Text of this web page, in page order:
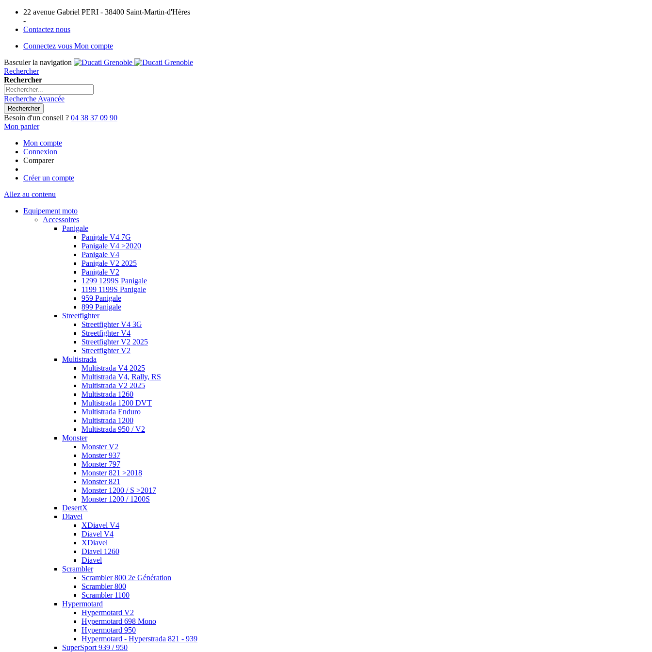
22 avenue Gabriel PERI - 38400 Saint-Martin-d'Hères
-
Contactez nous
Connectez vous Mon compte
Basculer la navigation
Rechercher
Rechercher
Recherche Avancée
Rechercher
Besoin d'un conseil ? 04 38 37 09 90
Mon panier
Mon compte
Connexion
Comparer
Créer un compte
Allez au contenu
Equipement moto
Accessoires
Panigale
Panigale V4 7G
Panigale V4 >2020
Panigale V4
Panigale V2 2025
Panigale V2
1299 1299S Panigale
1199 1199S Panigale
959 Panigale
899 Panigale
Streetfighter
Streetfighter V4 3G
Streetfighter V4
Streetfighter V2 2025
Streetfighter V2
Multistrada
Multistrada V4 2025
Multistrada V4, Rally, RS
Multistrada V2 2025
Multistrada 1260
Multistrada 1200 DVT
Multistrada Enduro
Multistrada 1200
Multistrada 950 / V2
Monster
Monster V2
Monster 937
Monster 797
Monster 821 >2018
Monster 821
Monster 1200 / S >2017
Monster 1200 / 1200S
DesertX
Diavel
XDiavel V4
Diavel V4
XDiavel
Diavel 1260
Diavel
Scrambler
Scrambler 800 2e Génération
Scrambler 800
Scrambler 1100
Hypermotard
Hypermotard V2
Hypermotard 698 Mono
Hypermotard 950
Hypermotard - Hyperstrada 821 - 939
SuperSport 939 / 950